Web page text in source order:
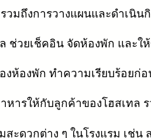
มถึงการวางแผนและดำเนิ
วยเช็คอิน จัดห้องพัก และใ
ห้องพัก ทำความเรียบร้อยก่
ารให้กับลูกค้าของโฮสเทล
ะดวกต่าง ๆ ในโรงแรม เช่น